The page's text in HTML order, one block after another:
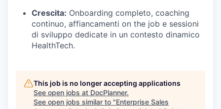
Crescita: Onboarding completo, coaching
continuo, affiancamenti on the job e sessioni
di sviluppo dedicate in un contesto dinamico
HealthTech.
This job is no longer accepting applications
See open jobs at DocPlanner.
See open jobs similar to "Enterprise Sales